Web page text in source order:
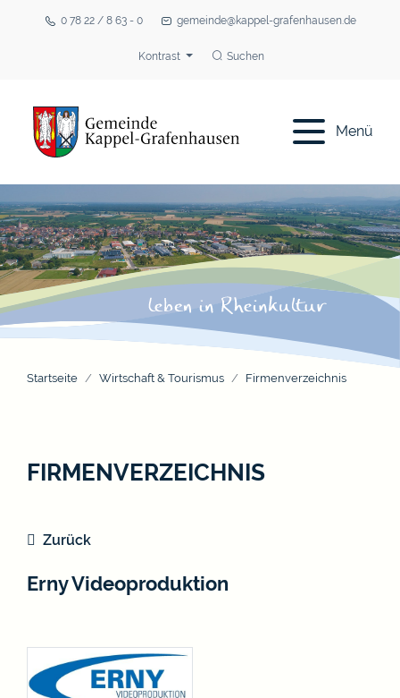
0 78 22 / 8 63 - 0 gemeinde@kappel-grafenhausen.de
Kontrast Suchen
Menü
Startseite Wirtschaft & Tourismus Firmenverzeichnis
FIRMENVERZEICHNIS
Zurück
Erny Videoproduktion